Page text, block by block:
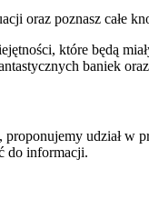
oraz poznasz całe
które będą
baniek
udział w
do informacji.